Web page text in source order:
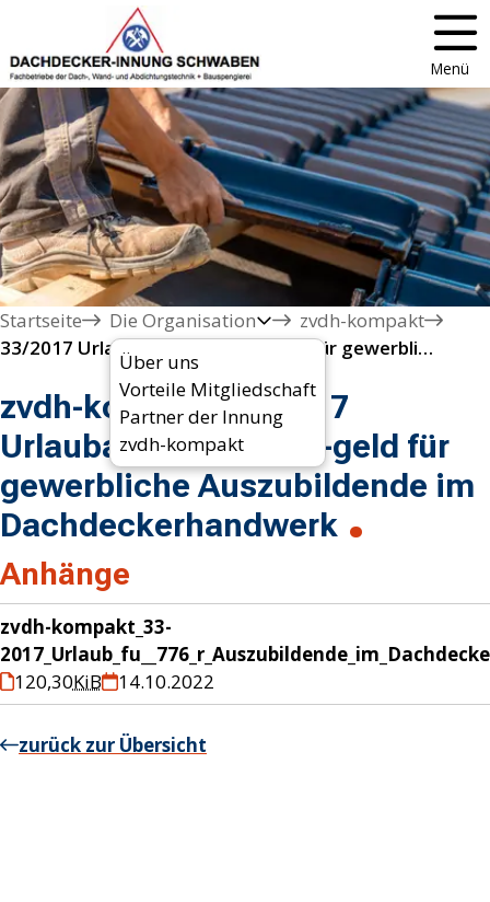
Menü
Startseite
Die Organisation
Über uns
Vorteile Mitgliedschaft
Partner der Innung
zvdh-kompakt
zvdh-kompakt
33/2017 Urlaubanspruch und -geld für gewerbliche Auszubildende im Dachdeckerhandwerk
zvdh-kompakt 33/2017
Urlaubanspruch und -geld für
gewerbliche Auszubildende im
Dachdeckerhandwerk
Anhänge
zvdh-kompakt_33-
120,30KiB 14.10.2022
zurück zur Übersicht